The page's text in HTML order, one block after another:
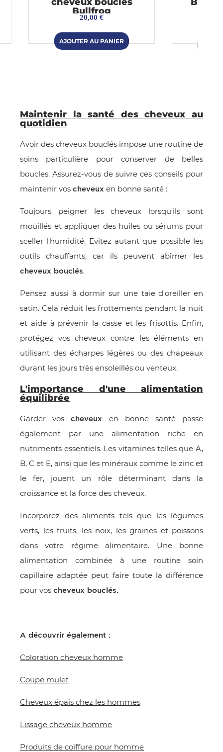
Bullfrog
20,00 €
Maintenir la santé des cheveux au
quotidien
Avoir des cheveux bouclés impose une routine de
soins particulière pour conserver de belles
boucles. Assurez-vous de suivre ces conseils pour
maintenir vos cheveux en bonne santé :
Toujours peigner les cheveux lorsqu'ils sont
mouillés et appliquer des huiles ou sérums pour
sceller l'humidité. Evitez autant que possible les
outils chauffants, car ils peuvent abîmer les
cheveux bouclés.
Pensez aussi à dormir sur une taie d'oreiller en
satin. Cela réduit les frottements pendant la nuit
et aide à prévenir la casse et les frisottis. Enfin,
protégez vos cheveux contre les éléments en
utilisant des écharpes légères ou des chapeaux
durant les jours très ensoleillés ou venteux.
L'importance d'une alimentation
équilibrée
Garder voscheveux
en bonne santé passe
également par une alimentation riche en
nutriments essentiels. Les vitamines telles que A,
B, C et E, ainsi que les minéraux comme le zinc et
le fer, jouent un rôle déterminant dans la
croissance et la force des cheveux.
Incorporez des aliments tels que les légumes
verts, les fruits, les noix, les graines et poissons
dans votre régime alimentaire. Une bonne
alimentation combinée à une routine soin
capillaire adaptée peut faire toute la différence
pour vos cheveux bouclés.
A découvrir également :
Coloration cheveux homme
Coupe mulet
Cheveux épais chez les hommes
Lissage cheveux homme
Produits de coiffure pour homme